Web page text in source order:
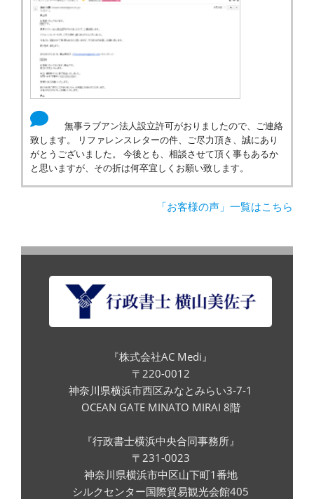
無事ラブアン法人設立許可がおりましたので、ご連絡
致します。 リファレンスレターの件、ご尽力頂き、誠にあり
がとうございました。 今後とも、相談させて頂く事もあるか
と思いますが、その折は何卒宜しくお願い致します。
「お客様の声」一覧はこちら
『株式会社AC Medi』
〒220-0012
神奈川県横浜市西区みなとみらい3-7-1
OCEAN GATE MINATO MIRAI 8階
『行政書士横浜中央合同事務所』
〒231-0023
神奈川県横浜市中区山下町1番地
シルクセンター国際貿易観光会館405